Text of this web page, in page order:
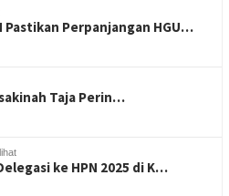
Pastikan Perpanjangan HGU…
Taja Perin…
ke HPN 2025 di K…